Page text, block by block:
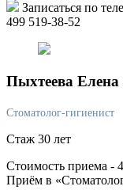
Записаться по
499 519-38-52
Пыхтеева Елена
Стоматолог-гигиенист
Стаж 30 лет
Стоимость приема -
Приём в